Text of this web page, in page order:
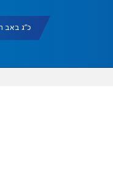
כ"ג באב תשפ"ו